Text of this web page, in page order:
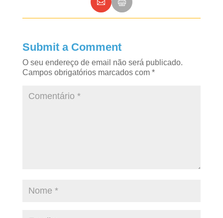
Submit a Comment
O seu endereço de email não será publicado.
Campos obrigatórios marcados com *